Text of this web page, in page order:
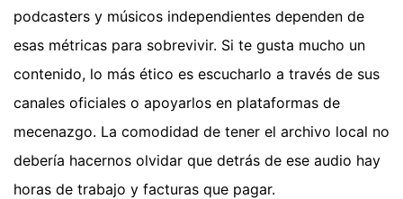
podcasters y músicos independientes dependen de
esas métricas para sobrevivir. Si te gusta mucho un
contenido, lo más ético es escucharlo a través de sus
canales oficiales o apoyarlos en plataformas de
mecenazgo. La comodidad de tener el archivo local no
debería hacernos olvidar que detrás de ese audio hay
horas de trabajo y facturas que pagar.